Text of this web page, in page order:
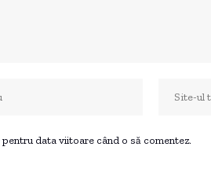
data viitoare când o să comentez.